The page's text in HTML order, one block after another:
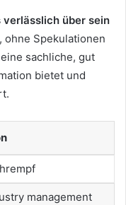
verlässlich über sein
, ohne Spekulationen
sachliche, gut
bietet und
management